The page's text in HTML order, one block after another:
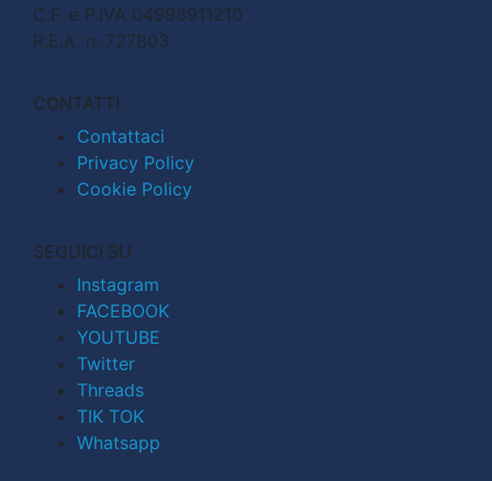
C.F. e P.IVA 04998911210
R.E.A. n. 727803
CONTATTI
Contattaci
Privacy Policy
Cookie Policy
SEGUICI SU
Instagram
FACEBOOK
YOUTUBE
Twitter
Threads
TIK TOK
Whatsapp